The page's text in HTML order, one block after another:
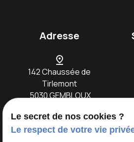
Adresse
pin_drop
142 Chaussée de
Tirlemont
5030 GEMBLOUX
Accueil
Notre Location
Le secret de nos cookies ?
Le respect de votre vie